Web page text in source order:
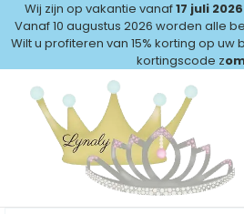
Wij zijn op vakantie vanaf17 juli 2026
Vanaf 10 augustus 2026 worden alle
Wilt u profiteren van 15% korting op
kortingscode z